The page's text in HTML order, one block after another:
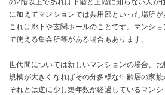
に加えてマンションでは共用部といった場所が
これは廊下や玄関ホールのことです。マンシ
で使える集会所等がある場合もあります。
世代間については新しいマンションの場合、
規模が大きくなればその分多様な年齢層の家族
それとは逆に少し築年数が経過しているマン